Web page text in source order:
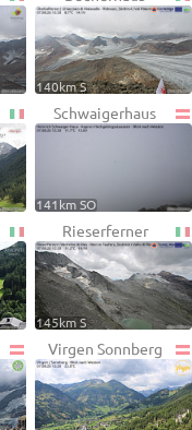
140km S
Schwaigerhaus
141km SO
Rieserferner
145km S
Virgen Sonnberg